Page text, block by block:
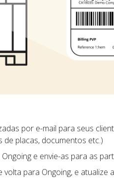
por e-mail para seus
de placas, documentos etc.)
e envie-as para as
volta para Ongoing, e atualize